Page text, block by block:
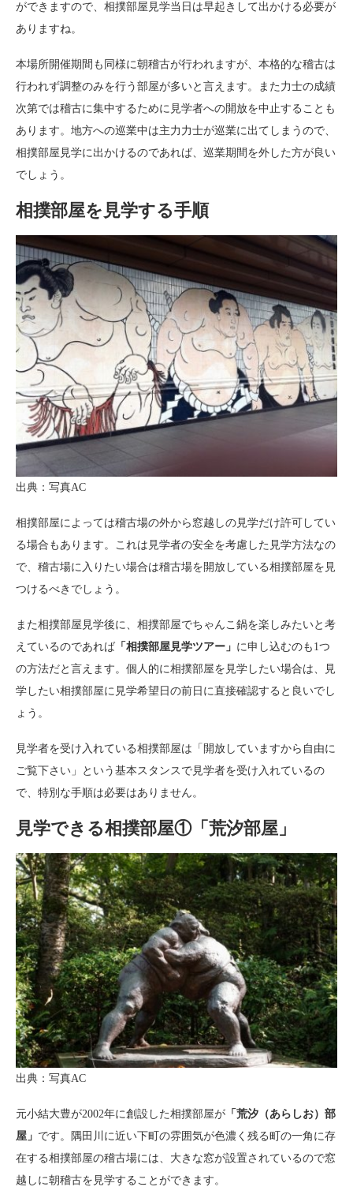
ができますので、相撲部屋見学当日は早起きして出かける必要が
ありますね。
本場所開催期間も同様に朝稽古が行われますが、本格的な稽古は
行われず調整のみを行う部屋が多いと言えます。また力士の成績
次第では稽古に集中するために見学者への開放を中止することも
あります。地方への巡業中は主力力士が巡業に出てしまうので、
相撲部屋見学に出かけるのであれば、巡業期間を外した方が良い
でしょう。
相撲部屋を見学する手順
出典：写真AC
相撲部屋によっては稽古場の外から窓越しの見学だけ許可してい
る場合もあります。これは見学者の安全を考慮した見学方法なの
で、稽古場に入りたい場合は稽古場を開放している相撲部屋を見
つけるべきでしょう。
また相撲部屋見学後に、相撲部屋でちゃんこ鍋を楽しみたいと考
えているのであれば 「相撲部屋見学ツアー」 に申し込むのも1つ
の方法だと言えます。個人的に相撲部屋を見学したい場合は、見
学したい相撲部屋に見学希望日の前日に直接確認すると良いでし
ょう。
見学者を受け入れている相撲部屋は「開放していますから自由に
ご覧下さい」という基本スタンスで見学者を受け入れているの
で、特別な手順は必要はありません。
見学できる相撲部屋①「荒汐部屋」
出典：写真AC
元小結大豊が2002年に創設した相撲部屋が 「荒汐（あらしお）部
屋」 です。隅田川に近い下町の雰囲気が色濃く残る町の一角に存
在する相撲部屋の稽古場には、大きな窓が設置されているので窓
越しに朝稽古を見学することができます。